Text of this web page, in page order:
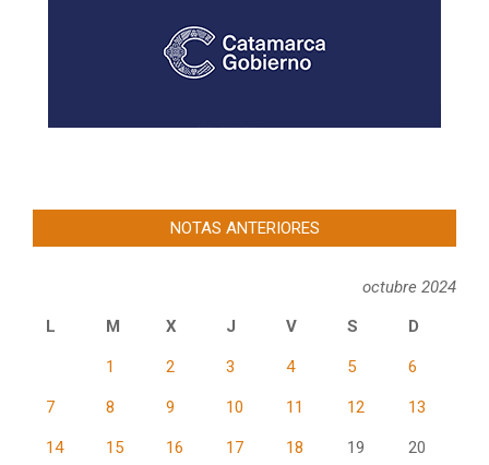
NOTAS ANTERIORES
octubre 2024
L
M X J V S D
1 2 3 4 5 6
7 8 9 10 11 12 13
14 15 16 17 18 19 20